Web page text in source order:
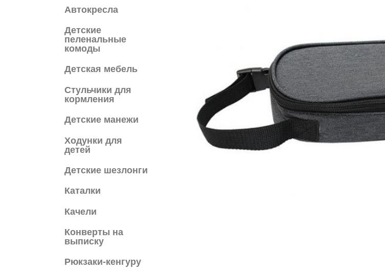
Автокресла
Детские
пеленальные
комоды
Детская мебель
Cтульчики для
кормления
Детские манежи
Ходунки для
детей
Детские шезлонги
Каталки
Качели
Конверты на
выписку
Рюкзаки-кенгуру